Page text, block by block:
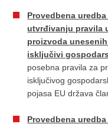
Provedbena
utvrđivanju pravila
proizvoda
isključivi
posebna pravila za
isključivog
pojasa EU država
Provedbena